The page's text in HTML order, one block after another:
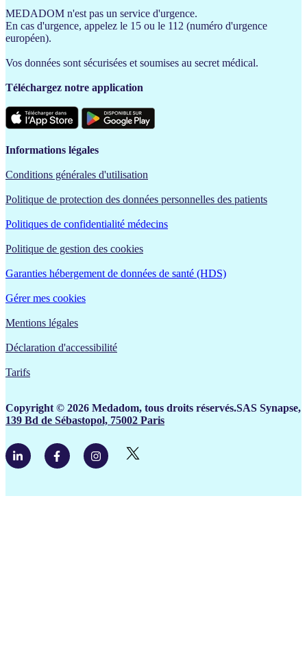
MEDADOM n'est pas un service d'urgence.
En cas d'urgence, appelez le 15 ou le 112 (numéro d'urgence
européen).
Vos données sont sécurisées et soumises au secret médical.
Téléchargez notre application
Informations légales
Conditions générales d'utilisation
Politique de protection des données personnelles des patients
Politiques de confidentialité médecins
Politique de gestion des cookies
Garanties hébergement de données de santé (HDS)
Gérer mes cookies
Mentions légales
Déclaration d'accessibilité
Tarifs
Copyright © 2026 Medadom, tous droits réservés.SAS Synapse,
139 Bd de Sébastopol, 75002 Paris